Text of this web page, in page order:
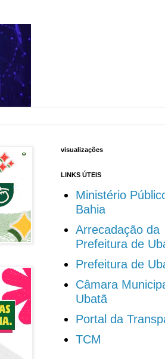
visualizações
LINKS ÚTEIS
Ministério
Bahia
Arrecadação da
Prefeitura de
Prefeitura de
Câmara
Ubatã
Portal da
TCM